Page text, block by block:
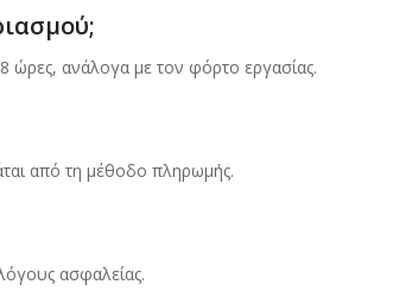
ώρες, ανάλογα με τον φόρτο εργασίας.
από τη μέθοδο πληρωμής.
ασφαλείας.